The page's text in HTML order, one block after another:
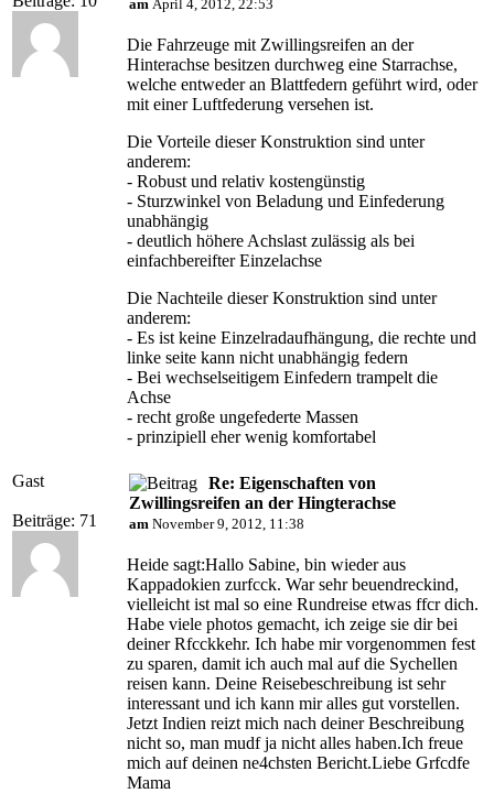
am April 4, 2012, 22:53
Die Fahrzeuge mit Zwillingsreifen an der
Hinterachse besitzen durchweg eine Starrachse,
welche entweder an Blattfedern geführt wird, oder
mit einer Luftfederung versehen ist.
Die Vorteile dieser Konstruktion sind unter
anderem:
- Robust und relativ kostengünstig
- Sturzwinkel von Beladung und Einfederung
unabhängig
- deutlich höhere Achslast zulässig als bei
einfachbereifter Einzelachse
Die Nachteile dieser Konstruktion sind unter
anderem:
- Es ist keine Einzelradaufhängung, die rechte und
linke seite kann nicht unabhängig federn
- Bei wechselseitigem Einfedern trampelt die
Achse
- recht große ungefederte Massen
- prinzipiell eher wenig komfortabel
Gast
Beiträge: 71
Re: Eigenschaften von
Zwillingsreifen an der Hingterachse
am November 9, 2012, 11:38
Heide sagt:Hallo Sabine, bin wieder aus
Kappadokien zurfcck. War sehr beuendreckind,
vielleicht ist mal so eine Rundreise etwas ffcr dich.
Habe viele photos gemacht, ich zeige sie dir bei
deiner Rfcckkehr. Ich habe mir vorgenommen fest
zu sparen, damit ich auch mal auf die Sychellen
reisen kann. Deine Reisebeschreibung ist sehr
interessant und ich kann mir alles gut vorstellen.
Jetzt Indien reizt mich nach deiner Beschreibung
nicht so, man mudf ja nicht alles haben.Ich freue
mich auf deinen ne4chsten Bericht.Liebe Grfcdfe
Mama